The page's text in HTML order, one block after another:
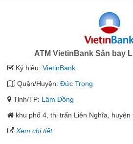
ATM VietinBank Sân bay
Ký hiệu: VietinBank
Quận/Huyện: Đức Trọng
Tỉnh/TP: Lâm Đồng
khu phố 4, thị trấn Liên Nghĩa,
Xem chi tiết